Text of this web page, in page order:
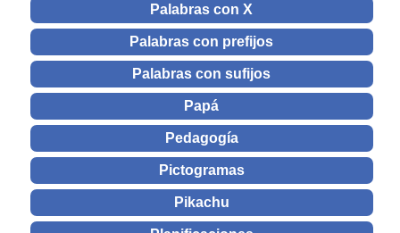
Palabras con X
Palabras con prefijos
Palabras con sufijos
Papá
Pedagogía
Pictogramas
Pikachu